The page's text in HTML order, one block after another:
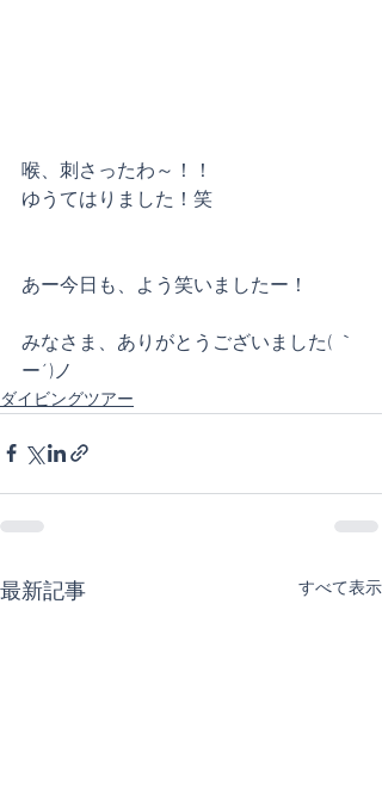
喉、刺さったわ～！！
ゆうてはりました！笑
あー今日も、よう笑いましたー！
みなさま、ありがとうございました( ｀
ー´)ノ
ダイビングツアー
最新記事 すべて表示